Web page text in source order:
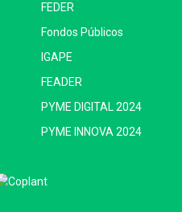
FEDER
Fondos Públicos
IGAPE
FEADER
PYME DIGITAL 2024
PYME INNOVA 2024